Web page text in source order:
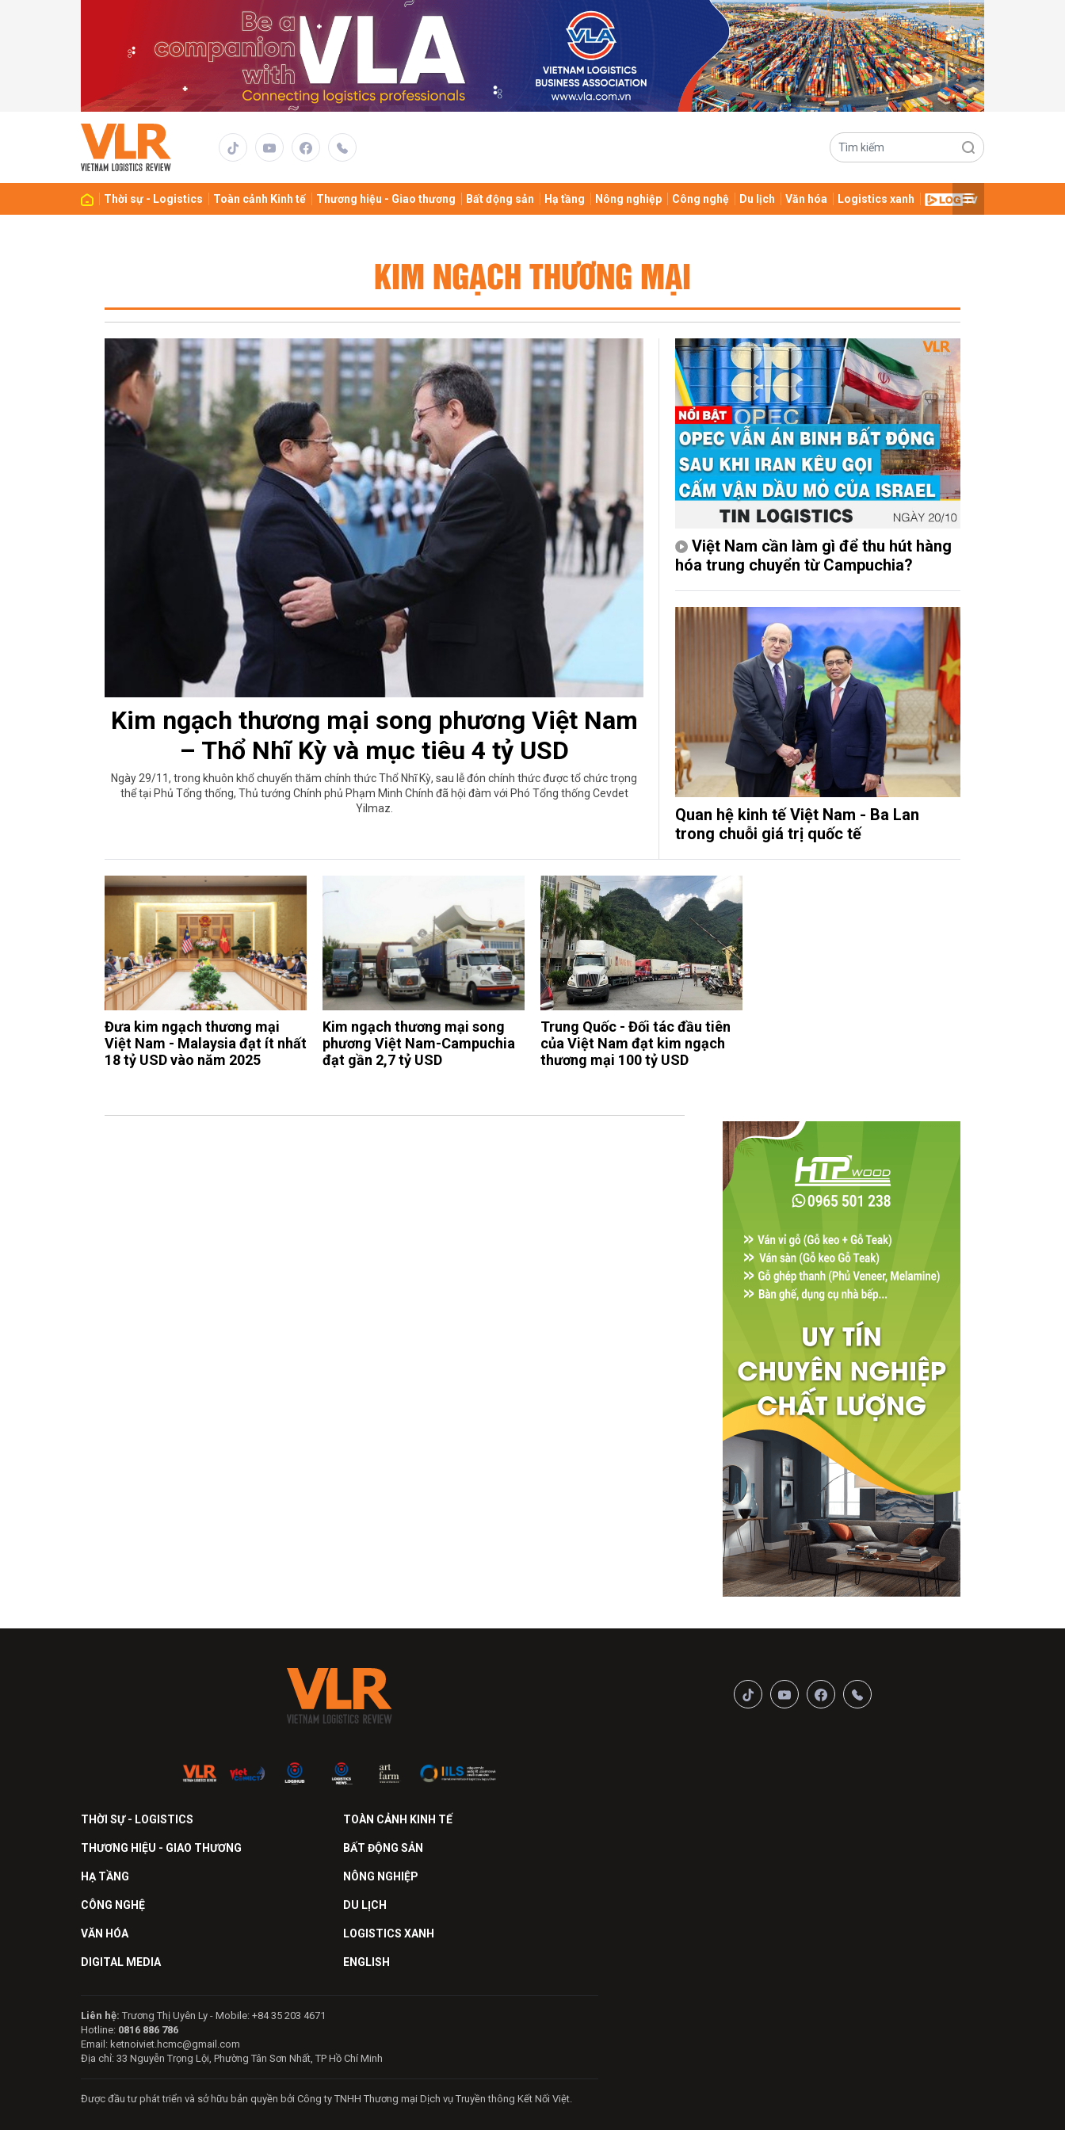
Thời sự - Logistics Toàn cảnh Kinh tế Thương hiệu - Giao thương Bất động sản Hạ tầng Nông nghiệp Công nghệ Du lịch Văn hóa Logistics xanh
KIM NGẠCH THƯƠNG MẠI
Kim ngạch thương mại song phương Việt Nam
– Thổ Nhĩ Kỳ và mục tiêu 4 tỷ USD
Ngày 29/11, trong khuôn khổ chuyến thăm chính thức Thổ Nhĩ Kỳ, sau lễ đón chính thức được tổ chức trọng
thể tại Phủ Tổng thống, Thủ tướng Chính phủ Phạm Minh Chính đã hội đàm với Phó Tổng thống Cevdet
Yilmaz.
Việt Nam cần làm gì để thu hút hàng
hóa trung chuyển từ Campuchia?
Quan hệ kinh tế Việt Nam - Ba Lan
trong chuỗi giá trị quốc tế
Đưa kim ngạch thương mại
Việt Nam - Malaysia đạt ít nhất
18 tỷ USD vào năm 2025
Kim ngạch thương mại song
phương Việt Nam-Campuchia
đạt gần 2,7 tỷ USD
Trung Quốc - Đối tác đầu tiên
của Việt Nam đạt kim ngạch
thương mại 100 tỷ USD
THỜI SỰ - LOGISTICS TOÀN CẢNH KINH TẾ
THƯƠNG HIỆU - GIAO THƯƠNG BẤT ĐỘNG SẢN
HẠ TẦNG NÔNG NGHIỆP
CÔNG NGHỆ DU LỊCH
VĂN HÓA LOGISTICS XANH
DIGITAL MEDIA ENGLISH
Liên hệ: Trương Thị Uyên Ly - Mobile: +84 35 203 4671
Hotline: 0816 886 786
Email: ketnoiviet.hcmc@gmail.com
Địa chỉ: 33 Nguyễn Trọng Lội, Phường Tân Sơn Nhất, TP Hồ Chí Minh
Được đầu tư phát triển và sở hữu bản quyền bởi Công ty TNHH Thương mại Dịch vụ Truyền thông Kết Nối Việt.